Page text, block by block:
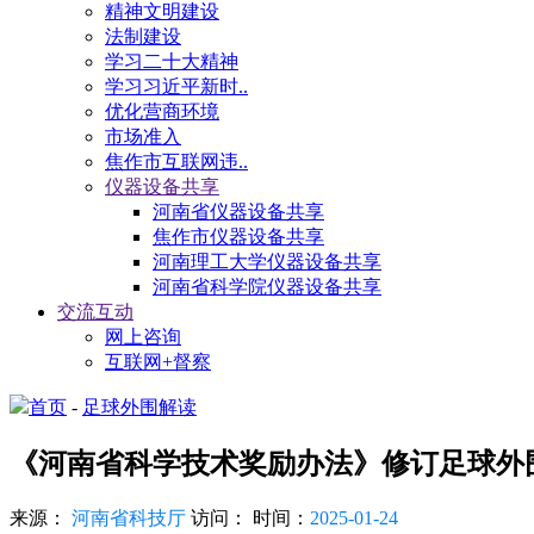
精神文明建设
法制建设
学习二十大精神
学习习近平新时..
优化营商环境
市场准入
焦作市互联网违..
仪器设备共享
河南省仪器设备共享
焦作市仪器设备共享
河南理工大学仪器设备共享
河南省科学院仪器设备共享
交流互动
网上咨询
互联网+督察
首页 - 足球外围解读
《河南省科学技术奖励办法》修订足球外
来源： 河南省科技厅 访问： 时间： 2025-01-24